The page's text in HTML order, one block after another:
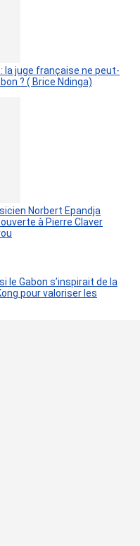
la juge française ne peut-
? ( Brice Ndinga)
Norbert Epandja
à Pierre Claver
le Gabon s’inspirait de la
pour valoriser les